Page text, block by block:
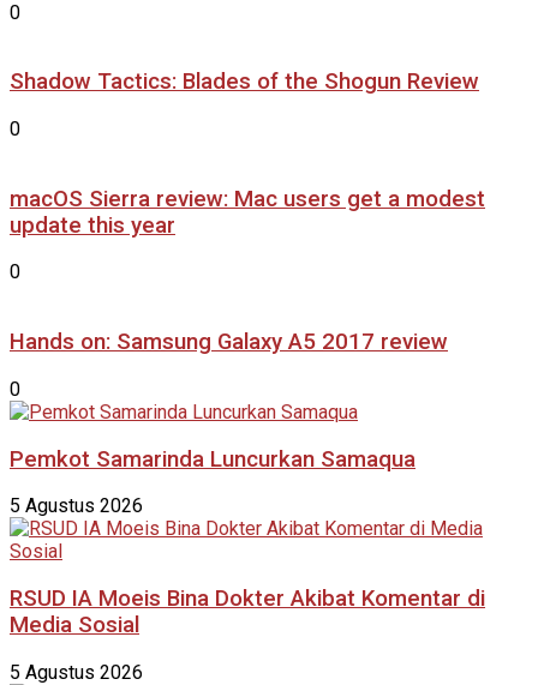
0
Shadow Tactics: Blades of the Shogun Review
0
macOS Sierra review: Mac users get a modest
update this year
0
Hands on: Samsung Galaxy A5 2017 review
0
Pemkot Samarinda Luncurkan Samaqua
5 Agustus 2026
RSUD IA Moeis Bina Dokter Akibat Komentar di
Media Sosial
5 Agustus 2026